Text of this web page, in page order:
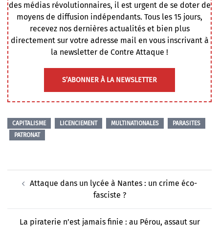
des médias révolutionnaires, il est urgent de se doter de
moyens de diffusion indépendants. Tous les 15 jours,
recevez nos dernières actualités et bien plus
directement sur votre adresse mail en vous inscrivant à
la newsletter de Contre Attaque !
S’ABONNER À LA NEWSLETTER
CAPITALISME LICENCIEMENT MULTINATIONALES
PARASITES
PATRONAT
d’articleAttaque dans un lycée à Nantes : un crime éco-
fasciste ?
La piraterie n’est jamais finie : au Pérou, assaut sur